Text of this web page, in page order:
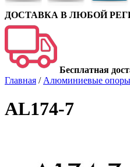
ДОСТАВКА В ЛЮБОЙ
Бесплатная
Главная / Алюминиевые опоры
AL174-7